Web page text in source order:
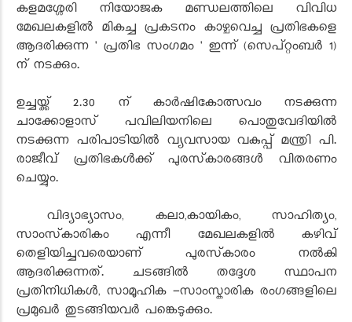
കളമശ്ശേരി നിയോജക മണ്ഡലത്തിലെ വിവിധ
മേഖലകളിൽ മികച്ച പ്രകടനം കാഴ്ചവെച്ച പ്രതിഭകളെ
ആദരിക്കുന്ന ' പ്രതിഭ സംഗമം ' ഇന്ന് (സെപ്റ്റംബർ 1)
ന് നടക്കും.
ഉച്ചയ്ക്ക് 2.30 ന് കാർഷികോത്സവം നടക്കുന്ന
ചാക്കോളാസ് പവിലിയനിലെ പൊതുവേദിയിൽ
നടക്കുന്ന പരിപാടിയിൽ വ്യവസായ വകുപ്പ് മന്ത്രി പി.
രാജീവ് പ്രതിഭകൾക്ക് പുരസ്‌കാരങ്ങൾ വിതരണം
ചെയ്യും.
വിദ്യാഭ്യാസം, കലാ,കായികം, സാഹിത്യം,
സാംസ്‌കാരികം എന്നീ മേഖലകളിൽ കഴിവ്
തെളിയിച്ചവരെയാണ് പുരസ്‌കാരം നൽകി
ആദരിക്കുന്നത്. ചടങ്ങിൽ തദ്ദേശ സ്ഥാപന
പ്രതിനിധികൾ, സാമൂഹിക -സാംസ്കാരിക രംഗങ്ങളിലെ
പ്രമുഖർ തുടങ്ങിയവർ പങ്കെടുക്കും.